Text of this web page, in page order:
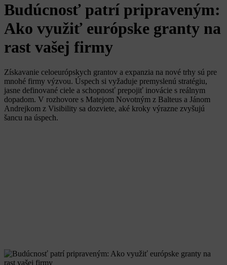
Budúcnosť patrí pripraveným:
Ako využiť európske granty na
rast vašej firmy
Získavanie celoeurópskych grantov a expanzia na nové trhy sú pre
mnohé firmy výzvou. Úspech si vyžaduje premyslenú stratégiu,
jasne definované ciele a schopnosť prepojiť inovácie s reálnym
dopadom. V rozhovore s Matejom Novotným z Balteus a Jánom
Andrejkom z Visibility sa dozviete, aké kroky výrazne zvyšujú
šancu na úspech.